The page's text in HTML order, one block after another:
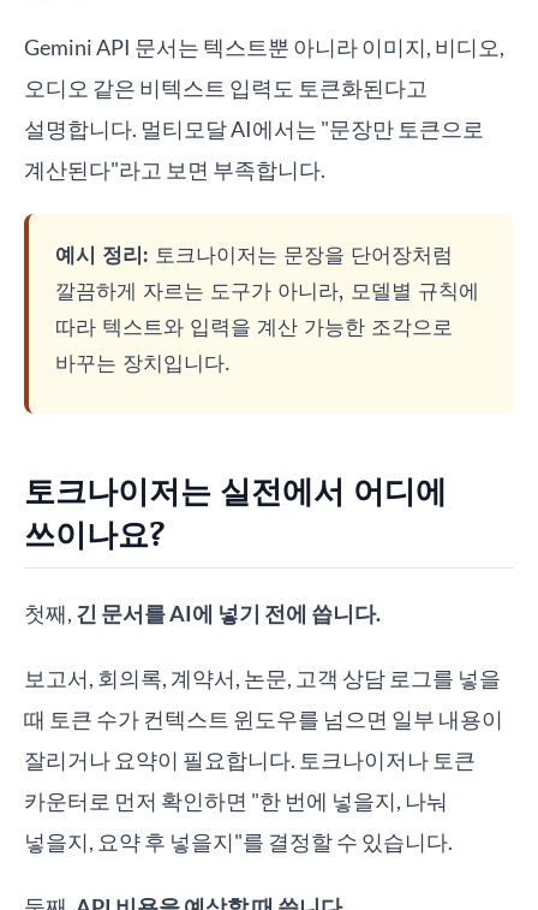
Gemini API 문서는 텍스트뿐 아니라 이미지, 비디오,
오디오 같은 비텍스트 입력도 토큰화된다고
설명합니다. 멀티모달 AI에서는 "문장만 토큰으로
계산된다"라고 보면 부족합니다.
예시 정리: 토크나이저는 문장을 단어장처럼
깔끔하게 자르는 도구가 아니라, 모델별 규칙에
따라 텍스트와 입력을 계산 가능한 조각으로
바꾸는 장치입니다.
토크나이저는 실전에서 어디에
쓰이나요?
첫째, 긴 문서를 AI에 넣기 전에 씁니다.
보고서, 회의록, 계약서, 논문, 고객 상담 로그를 넣을
때 토큰 수가 컨텍스트 윈도우를 넘으면 일부 내용이
잘리거나 요약이 필요합니다. 토크나이저나 토큰
카운터로 먼저 확인하면 "한 번에 넣을지, 나눠
넣을지, 요약 후 넣을지"를 결정할 수 있습니다.